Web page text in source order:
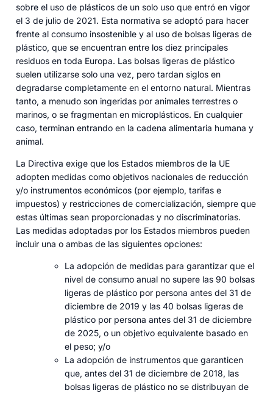
sobre el uso de plásticos de un solo uso que entró en vigor
el 3 de julio de 2021. Esta normativa se adoptó para hacer
frente al consumo insostenible y al uso de bolsas ligeras de
plástico, que se encuentran entre los diez principales
residuos en toda Europa. Las bolsas ligeras de plástico
suelen utilizarse solo una vez, pero tardan siglos en
degradarse completamente en el entorno natural. Mientras
tanto, a menudo son ingeridas por animales terrestres o
marinos, o se fragmentan en microplásticos. En cualquier
caso, terminan entrando en la cadena alimentaria humana y
animal.
La Directiva exige que los Estados miembros de la UE
adopten medidas como objetivos nacionales de reducción
y/o instrumentos económicos (por ejemplo, tarifas e
impuestos) y restricciones de comercialización, siempre que
estas últimas sean proporcionadas y no discriminatorias.
Las medidas adoptadas por los Estados miembros pueden
incluir una o ambas de las siguientes opciones:
La adopción de medidas para garantizar que el
nivel de consumo anual no supere las 90 bolsas
ligeras de plástico por persona antes del 31 de
diciembre de 2019 y las 40 bolsas ligeras de
plástico por persona antes del 31 de diciembre
de 2025, o un objetivo equivalente basado en
el peso; y/o
La adopción de instrumentos que garanticen
que, antes del 31 de diciembre de 2018, las
bolsas ligeras de plástico no se distribuyan de